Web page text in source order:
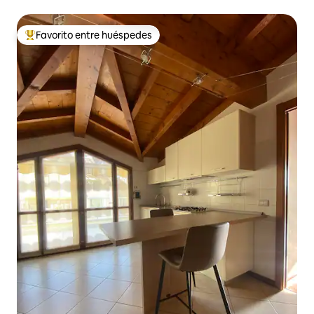
tumba de Giuditta Pasta que murió en
1865.
Favorito entre huéspedes preferido
Favorito entre huéspedes